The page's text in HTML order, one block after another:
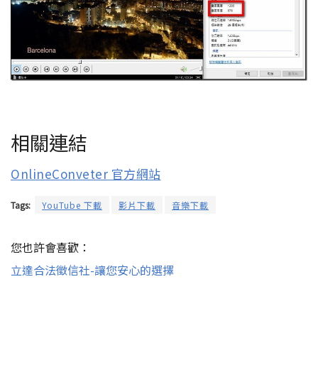
相關連結
OnlineConveter 官方網站
Tags: YouTube 下載 影片下載 音樂下載
您也許會喜歡：
立達合法徵信社-讓您安心的選擇